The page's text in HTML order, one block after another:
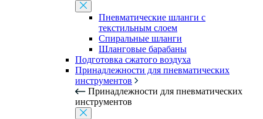
Пневматические шланги с
текстильным слоем
Спиральные шланги
Шланговые барабаны
Подготовка сжатого воздуха
Принадлежности для пневматических
инструментов
Принадлежности для пневматических
инструментов